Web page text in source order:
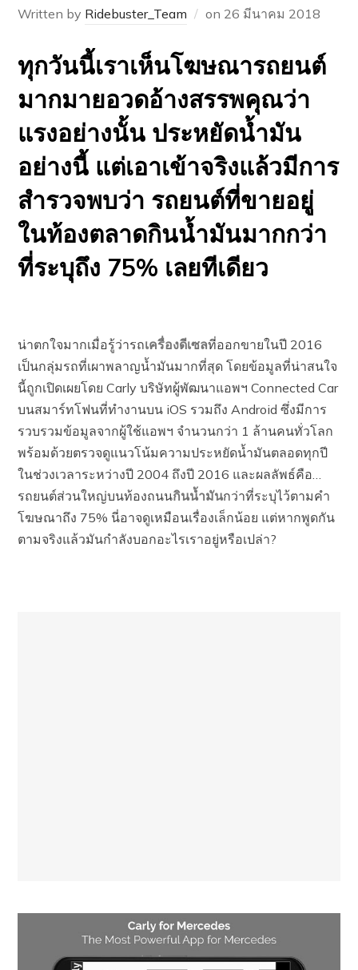
Written by Ridebuster_Team on 26 มีนาคม 2018
ทุกวันนี้เราเห็นโฆษณารถยนต์
มากมายอวดอ้างสรรพคุณว่า
แรงอย่างนั้น ประหยัดน้ำมัน
อย่างนี้ แต่เอาเข้าจริงแล้วมีการ
สำรวจพบว่า รถยนต์ที่ขายอยู่
ในท้องตลาดกินน้ำมันมากกว่า
ที่ระบุถึง 75% เลยทีเดียว
น่าตกใจมากเมื่อรู้ว่ารถเครื่องดีเซลที่ออกขายในปี 2016
เป็นกลุ่มรถที่เผาพลาญน้ำมันมากที่สุด โดยข้อมูลที่น่าสนใจ
นี้ถูกเปิดเผยโดย Carly บริษัทผู้พัฒนาแอพฯ Connected Car
บนสมาร์ทโฟนที่ทำงานบน iOS รวมถึง Android ซึ่งมีการ
รวบรวมข้อมูลจากผู้ใช้แอพฯ จำนวนกว่า 1 ล้านคนทั่วโลก
พร้อมด้วยตรวจดูแนวโน้มความประหยัดน้ำมันตลอดทุกปี
ในช่วงเวลาระหว่างปี 2004 ถึงปี 2016 และผลลัพธ์คือ…
รถยนต์ส่วนใหญ่บนท้องถนนกินน้ำมันกว่าที่ระบุไว้ตามคำ
โฆษณาถึง 75% นี่อาจดูเหมือนเรื่องเล็กน้อย แต่หากพูดกัน
ตามจริงแล้วมันกำลังบอกอะไรเราอยู่หรือเปล่า?